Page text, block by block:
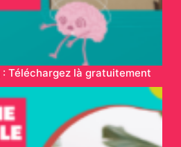
Téléchargez là gratuitement